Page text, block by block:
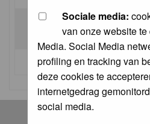
Sociale media:
van onze website
Media. Social Media
profiling en tracking van
deze cookies te
internetgedrag
social media.
I forgot my password